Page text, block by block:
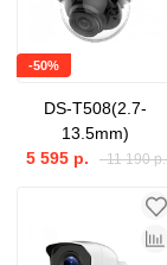
-50%
DS-T508(2.7-
13.5mm)
11 190 р.
5 595 р.